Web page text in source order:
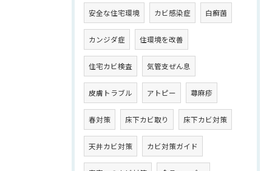
安全な住宅環境 カビ感染症 白癬菌
カンジダ症 住環境を改善
住宅カビ検査 気管支ぜん息
皮膚トラブル アトピー 蕁麻疹
春対策 床下カビ取り 床下カビ対策
天井カビ対策 カビ対策ガイド